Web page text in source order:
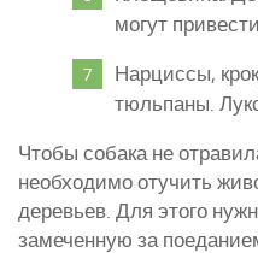
могут
Нарциссы,
тюльпаны.
Чтобы собака не
необходимо отучить
деревьев. Для этого
замеченную за